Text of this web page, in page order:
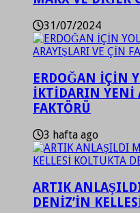
31/07/2024
ERDOĞAN İÇİN
İKTİDARIN YENİ
FAKTÖRÜ
3 hafta ago
ARTIK
DENİZ’İN